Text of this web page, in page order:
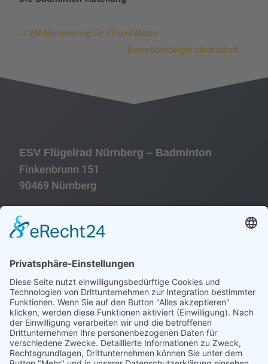
← EM-Nominierung für Kili und Matze
Beste Nürnberger Mannschaft →
ESV Flügelrad Nürnberg – Badminton
Finkenbrunn 151
90469 Nürnberg
Impressum
Datenschutzerklärung
Historie